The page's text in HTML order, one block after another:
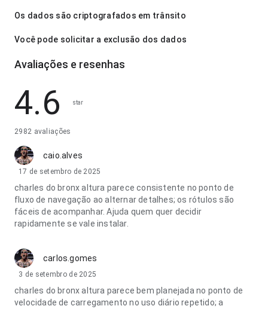
Os dados são criptografados em trânsito
Você pode solicitar a exclusão dos dados
Avaliações e resenhas
4.6 star
2982 avaliações
caio.alves
17 de setembro de 2025
charles do bronx altura parece consistente no ponto de
fluxo de navegação ao alternar detalhes; os rótulos são
fáceis de acompanhar. Ajuda quem quer decidir
rapidamente se vale instalar.
carlos.gomes
3 de setembro de 2025
charles do bronx altura parece bem planejada no ponto de
velocidade de carregamento no uso diário repetido; a